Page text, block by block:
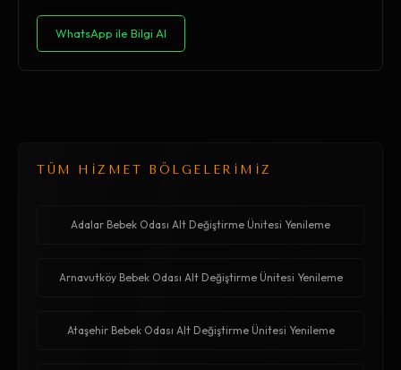
WhatsApp ile Bilgi Al
TÜM HİZMET BÖLGELERİMİZ
Adalar Bebek Odası Alt Değiştirme Ünitesi Yenileme
Arnavutköy Bebek Odası Alt Değiştirme Ünitesi Yenileme
Ataşehir Bebek Odası Alt Değiştirme Ünitesi Yenileme